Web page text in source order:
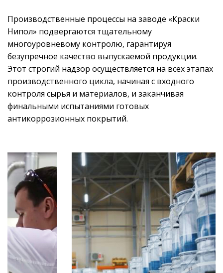
Производственные процессы на заводе «Краски
Нипол» подвергаются тщательному
многоуровневому контролю, гарантируя
безупречное качество выпускаемой продукции.
Этот строгий надзор осуществляется на всех этапах
производственного цикла, начиная с входного
контроля сырья и материалов, и заканчивая
финальными испытаниями готовых
антикоррозионных покрытий.